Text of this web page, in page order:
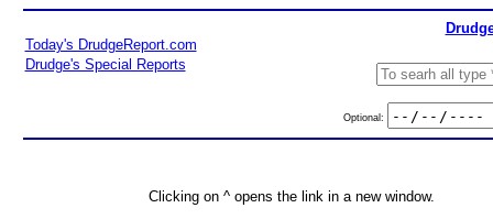
Today's DrudgeReport.com
Drudge's Special Reports
Optional:
Clicking on ^ opens the link in a new window.